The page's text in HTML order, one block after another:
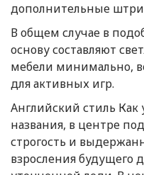
дополнительные
В общем случае в
основу составляют
мебели минимально,
для активных игр.
Английский стиль
названия, в центре
строгость и
взросления будущего